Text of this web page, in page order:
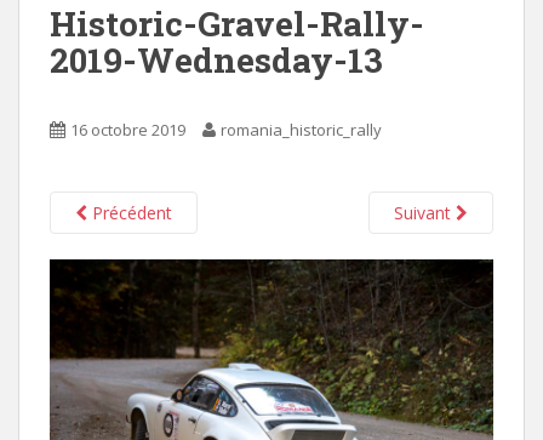
Historic-Gravel-Rally-
2019-Wednesday-13
16 octobre 2019 romania_historic_rally
Précédent Suivant